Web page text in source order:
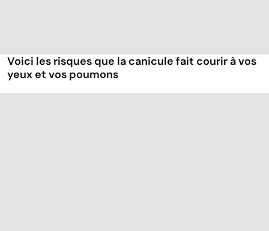
Voici les risques que la canicule fait courir à vos
yeux et vos poumons